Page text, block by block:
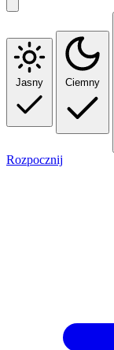
Jasny Ciemny
Rozpocznij